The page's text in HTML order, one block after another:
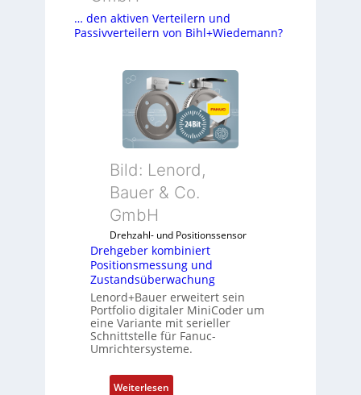
… den aktiven Verteilern und
Passivverteilern von Bihl+Wiedemann?
Bild: Lenord,
Bauer & Co.
GmbH
Drehzahl- und Positionssensor
Drehgeber kombiniert
Positionsmessung und
Zustandsüberwachung
Lenord+Bauer erweitert sein
Portfolio digitaler MiniCoder um
eine Variante mit serieller
Schnittstelle für Fanuc-
Umrichtersysteme.
Weiterlesen: